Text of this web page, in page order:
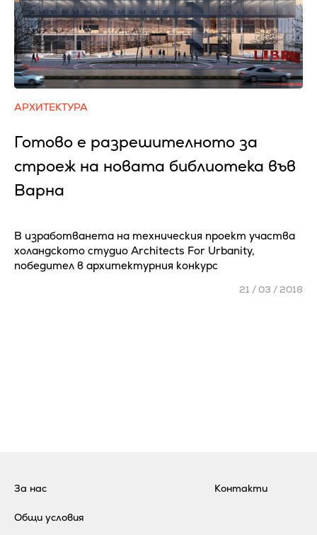
АРХИТЕКТУРА
Готово е разрешителното за
строеж на новата библиотека във
Варна
В изработванета на техническия проект участва
холандското студио Architects For Urbanity,
победител в архитектурния конкурс
21 / 03 / 2018
За нас
Общи условия
Контакти